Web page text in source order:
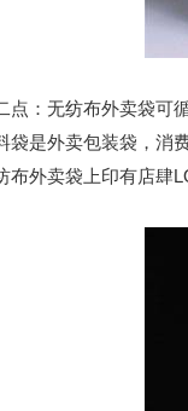
：无纺布外卖袋可
外卖包装袋，消费
布外卖袋上印有店肆